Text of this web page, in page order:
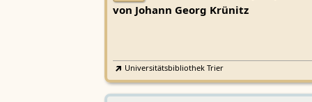
von Johann Georg Krünitz
Universitätsbibliothek Trier